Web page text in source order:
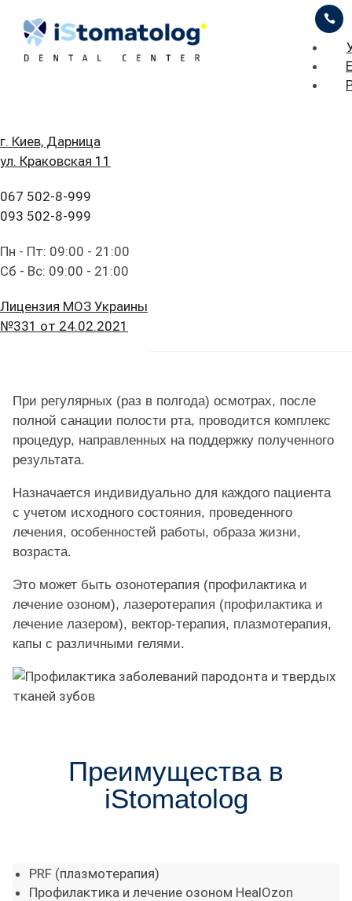
ПРО НАС
FAQ
ПАЦІЄНТУ
ПОСЛУГИ
ПРО НАС
БЛОГ
ПАЦІЄНТУ
г. Киев, Дарница
ул. Краковская 11
067 502-8-999
093 502-8-999
Пн - Пт: 09:00 - 21:00
Сб - Вс: 09:00 - 21:00
Лицензия МОЗ Украины
№331 от 24.02.2021
Профилактика заболеваний пародонта и твердых
Профилактика
заболеваний
пародонта и
твердых тканей
зубов
При регулярных (раз в полгода) осмотрах, после
полной санации полости рта, проводится комплекс
процедур, направленных на поддержку полученного
результата.
Назначается индивидуально для каждого пациента
с учетом исходного состояния, проведенного
лечения, особенностей работы, образа жизни,
возраста.
Это может быть озонотерапия (профилактика и
лечение озоном), лазеротерапия (профилактика и
лечение лазером), вектор-терапия, плазмотерапия,
капы с различными гелями.
Преимущества в
iStomatolog
PRF (плазмотерапия)
Профилактика и лечение озоном HealOzon